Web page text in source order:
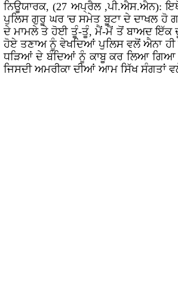
ਨਿਊਯਾਰਕ, (27 ਅਪ੍ਰੈਲ ,ਪੀ.ਐਸ.ਐਨ):
ਪੁਲਿਸ ਗੁਰੂ ਘਰ 'ਚ ਸਮੇਤ ਬੂਟਾ ਦੇ ਦਾਖਲ ਹੋ
ਦੇ ਮਾਮਲੇ ਤੇ ਹੋਈ ਤੂੰ-ਤੂੰ, ਮੈਂ-ਮੈਂ ਤੋਂ ਬਾਅਦ ਇੱਕ
ਹੋਏ ਤਣਾਅ ਨੂੰ ਵੇਖਦਿਆਂ ਪੁਲਿਸ ਵਲੋਂ ਐਨਾ
ਧੜਿਆਂ ਦੇ ਬੰਦਿਆਂ ਨੂੰ ਕਾਬੂ ਕਰ ਲਿਆ ਗਿਆ।
ਜਿਸਦੀ ਅਮਰੀਕਾ ਦੀਆਂ ਆਮ ਸਿੱਖ ਸੰਗਤਾਂ ਵਲੋਂ